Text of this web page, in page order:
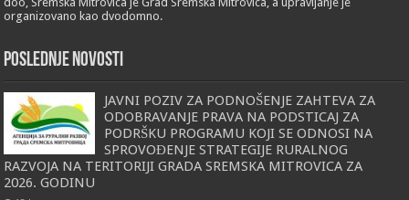
organizovano kao dvodomno.
POSLEDNJE NOVOSTI
JAVNI POZIV ZA PODNOŠENJE ZAHTEVA ZA
ODOBRAVANJE PRAVA NA PODSTICAJ ZA
PODRŠKU PROGRAMU KOJI SE ODNOSI NA
SPROVOĐENJE STRATEGIJE RURALNOG
RAZVOJA NA TERITORIJI GRADA SREMSKA MITROVICA ZA
2026. GODINU